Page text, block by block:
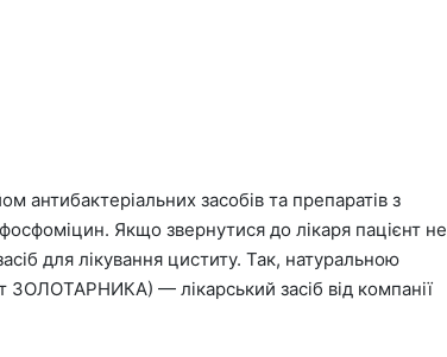
антибактеріальних засобів та препаратів з
Якщо звернутися до лікаря пацієнт не
для лікування циститу. Так, натуральною
— лікарський засіб від компанії